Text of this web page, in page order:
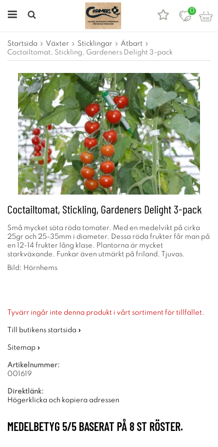
0
Startsida Växter Sticklingar
Ätbart
Coctailtomat, Stickling, Gardeners Delight 3-pack
Coctailtomat, Stickling, Gardeners Delight 3-pack
Små mycket söta röda tomater. Med en medelvikt på cirka
25gr och 25-35mm i diameter. Dessa röda frukter får man på
en 12-14 frukter lång klase. Plantorna är mycket
starkväxande. Funkar även utmärkt på friland. Tjuvas.
Bild: Hörnhems
Tyvärr ingår inte denna produkt i vårt sortiment för tillfället.
Till butikens startsida »
Sitemap »
Artikelnummer:
001619
Direktlänk:
Högerklicka och kopiera adressen
MEDELBETYG 5/5 BASERAT PÅ 8ST RÖSTER.